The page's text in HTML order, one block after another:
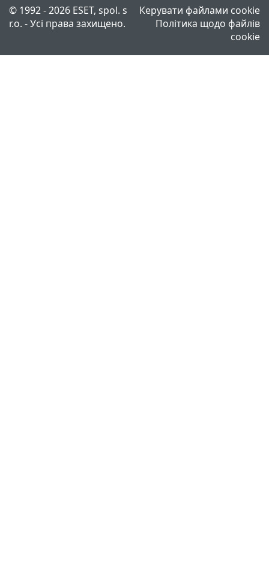
© 1992 - 2026 ESET, spol. s
r.o. - Усі права захищено.
Керувати файлами cookie
Політика щодо файлів
cookie